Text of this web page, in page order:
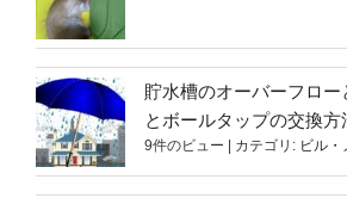
貯水槽のオーバーフロ
とボールタップの交換方
9件のビュー | カテゴリ: ビル・